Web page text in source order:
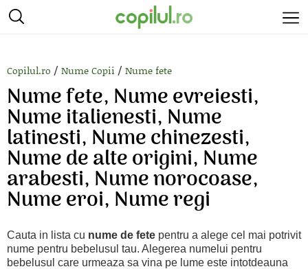
Copilul.ro / Nume Copii / Nume fete
Nume fete, Nume evreiesti,
Nume italienesti, Nume
latinesti, Nume chinezesti,
Nume de alte origini, Nume
arabesti, Nume norocoase,
Nume eroi, Nume regi
Cauta in lista cu nume de fete pentru a alege cel mai potrivit
nume pentru bebelusul tau. Alegerea numelui pentru
bebelusul care urmeaza sa vina pe lume este intotdeauna